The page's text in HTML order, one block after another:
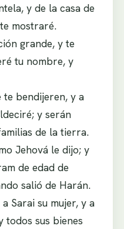
y de la casa de
mostraré.
grande, y te
tu nombre, y
te bendijeren, y a
y serán
de la tierra.
Jehová le dijo; y
de edad de
salió de Harán.
Sarai su mujer, y a
todos sus bienes